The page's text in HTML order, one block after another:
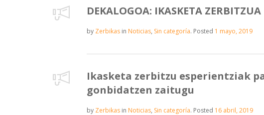
DEKALOGOA: IKASKETA
by Zerbikas in Noticias, Sin categoría. Posted 1 mayo, 2019
Ikasketa zerbitzu esperientziak
gonbidatzen zaitugu
by Zerbikas in Noticias, Sin categoría. Posted 16 abril, 2019